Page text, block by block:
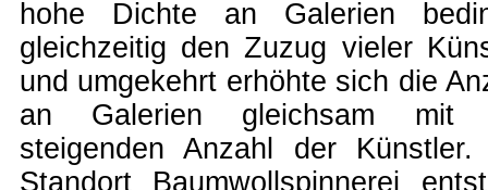
hohe Dichte an Galerien
gleichzeitig den Zuzug vieler
und umgekehrt erhöhte sich die
an Galerien gleichsam mit
steigenden Anzahl der Künstler.
Standort Baumwollspinnerei